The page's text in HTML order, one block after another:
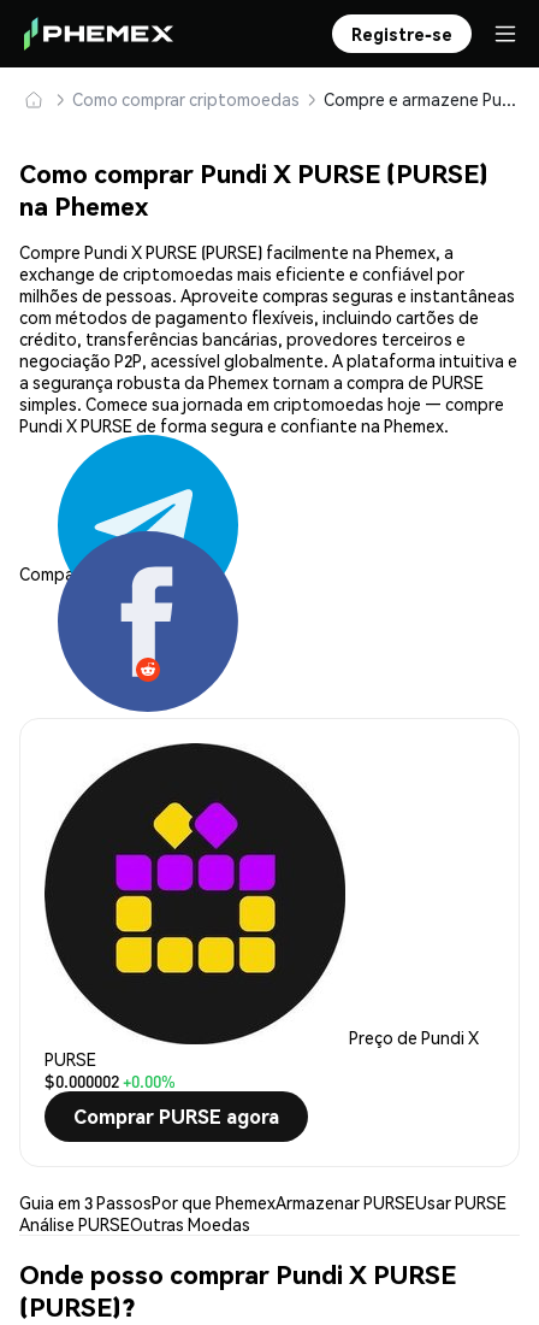
Registre-se
Como comprar criptomoedas Compre e armazene Pundi X PURSE (PURSE) com segurança
Como comprar Pundi X PURSE (PURSE)
na Phemex
Compre Pundi X PURSE (PURSE) facilmente na Phemex, a
exchange de criptomoedas mais eficiente e confiável por
milhões de pessoas. Aproveite compras seguras e instantâneas
com métodos de pagamento flexíveis, incluindo cartões de
crédito, transferências bancárias, provedores terceiros e
negociação P2P, acessível globalmente. A plataforma intuitiva e
a segurança robusta da Phemex tornam a compra de PURSE
simples. Comece sua jornada em criptomoedas hoje — compre
Pundi X PURSE de forma segura e confiante na Phemex.
Compartilhar:
Preço de Pundi X
PURSE
$0.000002+0.00%
Comprar PURSE agora
Guia em 3 PassosPor que PhemexArmazenar PURSEUsar PURSE
Análise PURSEOutras Moedas
Onde posso comprar Pundi X PURSE
(PURSE)?